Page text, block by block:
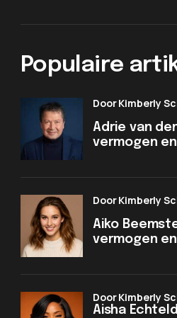
Populaire
Adrie van
vermogen
door Kimberly
Aiko
vermogen
door Kimberly
Aisha
door Kimberly